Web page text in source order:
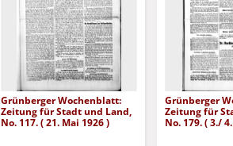
Grünberger Wochenblatt:
Zeitung für Stadt und Land,
No. 117. ( 21. Mai 1926 )
Grünberger
Zeitung für
No. 179. ( 3./